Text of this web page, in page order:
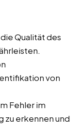
Qualität des
von
Fehler im
zu erkennen und